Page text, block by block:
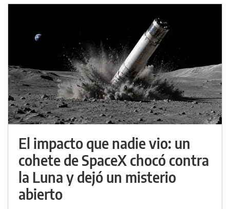
El impacto que nadie vio: un
cohete de SpaceX chocó contra
la Luna y dejó un misterio
abierto